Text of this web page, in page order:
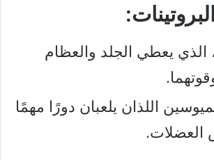
الذي يعطي الجلد والعظام
اللذان يلعبان دورًا مهمًا
العضلات.